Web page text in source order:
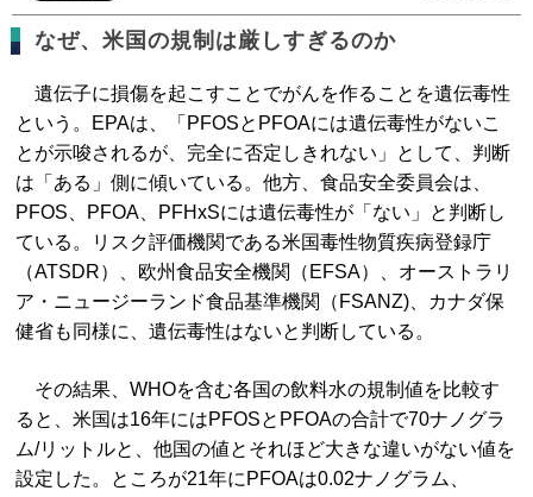
なぜ、米国の規制は厳しすぎるのか
遺伝子に損傷を起こすことでがんを作ることを遺伝毒性
という。EPAは、「PFOSとPFOAには遺伝毒性がないこ
とが示唆されるが、完全に否定しきれない」として、判断
は「ある」側に傾いている。他方、食品安全委員会は、
PFOS、PFOA、PFHxSには遺伝毒性が「ない」と判断し
ている。リスク評価機関である米国毒性物質疾病登録庁
（ATSDR）、欧州食品安全機関（EFSA）、オーストラリ
ア・ニュージーランド食品基準機関（FSANZ)、カナダ保
健省も同様に、遺伝毒性はないと判断している。
その結果、WHOを含む各国の飲料水の規制値を比較す
ると、米国は16年にはPFOSとPFOAの合計で70ナノグラ
ム/リットルと、他国の値とそれほど大きな違いがない値を
設定した。ところが21年にPFOAは0.02ナノグラム、